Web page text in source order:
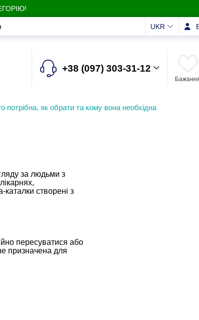
UKR
+38 (097) 303-31-12
потрібна, як обрати та кому вона необхідна
за людьми з
каталки створені з
пересуватися або
призначена для